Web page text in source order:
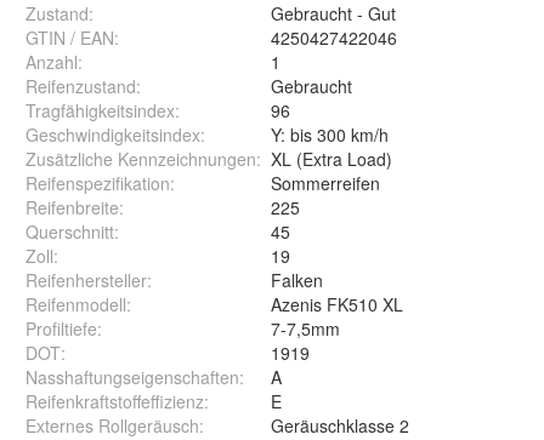
Zustand:
Gebraucht - Gut
GTIN / EAN:
4250427422046
Anzahl:
1
Reifenzustand:
Gebraucht
Tragfähigkeitsindex:
96
Geschwindigkeitsindex:
Y: bis 300 km/h
Zusätzliche Kennzeichnungen: XL (Extra Load)
Reifenspezifikation:
Sommerreifen
Reifenbreite:
225
Querschnitt:
45
Zoll:
19
Reifenhersteller:
Falken
Reifenmodell:
Azenis FK510 XL
Profiltiefe:
7-7,5mm
DOT:
1919
Nasshaftungseigenschaften:
A
Reifenkraftstoffeffizienz:
E
Externes Rollgeräusch: Geräuschklasse 2